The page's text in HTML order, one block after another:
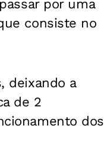
por uma
consiste no
deixando a
de 2
dos